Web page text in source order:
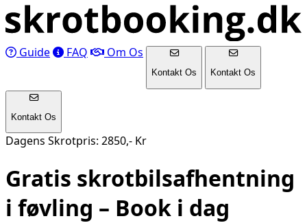
Guide FAQ Om Os
Kontakt Os Kontakt Os
Kontakt Os
Dagens Skrotpris: 2850,- Kr
Gratis skrotbilsafhentning
i føvling – Book i dag